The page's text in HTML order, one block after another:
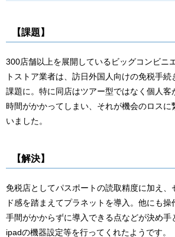
【課題】
300店舗以上を展開しているビッグコンビニ
トストア業者は、訪日外国人向けの免税手
課題に。特に同店はツアー型ではなく個人客
時間がかかってしまい、それが機会のロスに
いました。
【解決】
免税店としてパスポートの読取精度に加え、
ド感を踏まえてプラネットを導入。他にも操
手間がかからずに導入できる点などが決め
ipadの機器設定等を行ってくれたようです。